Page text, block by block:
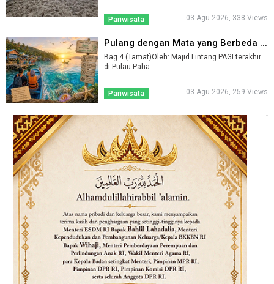
Pariwisata 03 Agu 2026, 338 Views
Pulang dengan Mata yang Berbeda ...
Bag 4 (Tamat)Oleh: Majid Lintang PAGI terakhir
di Pulau Paha ...
Pariwisata 03 Agu 2026, 259 Views